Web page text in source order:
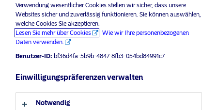
Sprache
Deutsch
Risikohinweise
Home
Über uns
Verantwortungsbewusste
Investments
News
Datenschutzerklärung
Zugänglichkeit
Verwendung wesentlicher Cookies stellen wir sicher, dass unsere
Websites sicher und zuverlässig funktionieren. Sie können auswählen,
welche Cookies Sie akzeptieren.
Lesen Sie mehr über Cookies
Wie wir Ihre personenbezogenen
Daten verwenden.
Benutzer-ID: bf36d4fa-5b9b-4847-8fb3-054bd84991c7
Einwilligungspräferenzen verwalten
Notwendig